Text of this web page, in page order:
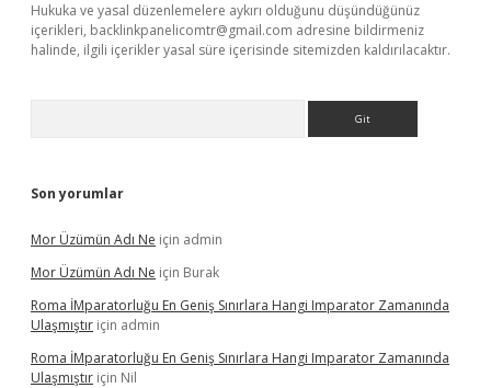
Hukuka ve yasal düzenlemelere aykırı olduğunu düşündüğünüz
içerikleri, backlinkpanelicomtr@gmail.com adresine bildirmeniz
halinde, ilgili içerikler yasal süre içerisinde sitemizden kaldırılacaktır.
Son yorumlar
Mor Üzümün Adı Ne için admin
Mor Üzümün Adı Ne için Burak
Roma İMparatorluğu En Geniş Sınırlara Hangi Imparator Zamanında
Ulaşmıştır için admin
Roma İMparatorluğu En Geniş Sınırlara Hangi Imparator Zamanında
Ulaşmıştır için Nil